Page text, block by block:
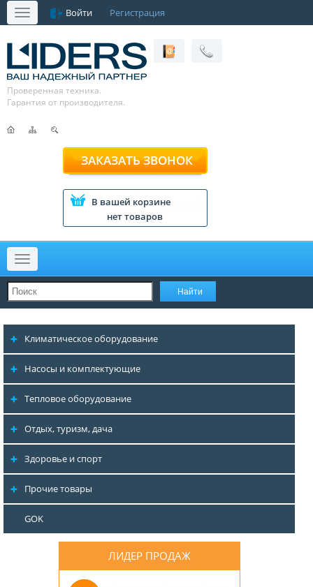
Меню Войти Регистрация
Проверенная техника.
Гарантия от производителя.
ЗАКАЗАТЬ ЗВОНОК
В вашей корзине
нет товаров
Меню
Климатическое оборудование
Насосы и комплектующие
Тепловое оборудование
Отдых, туризм, дача
Здоровье и спорт
Прочие товары
GOK
ЛИДЕР ПРОДАЖ